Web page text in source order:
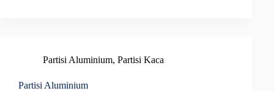
Partisi Aluminium, Partisi Kaca
Partisi Aluminium